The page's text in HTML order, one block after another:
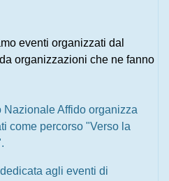
eventi organizzati dal
organizzazioni che ne fanno
Nazionale Affido organizza
come percorso "Verso la
agli eventi di